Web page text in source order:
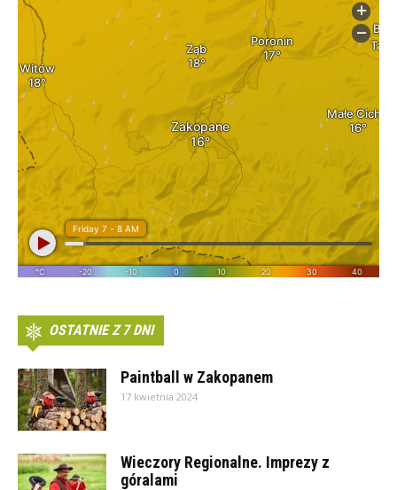
OSTATNIE Z 7 DNI
Paintball w Zakopanem
17 kwietnia 2024
Wieczory Regionalne. Imprezy z
góralami